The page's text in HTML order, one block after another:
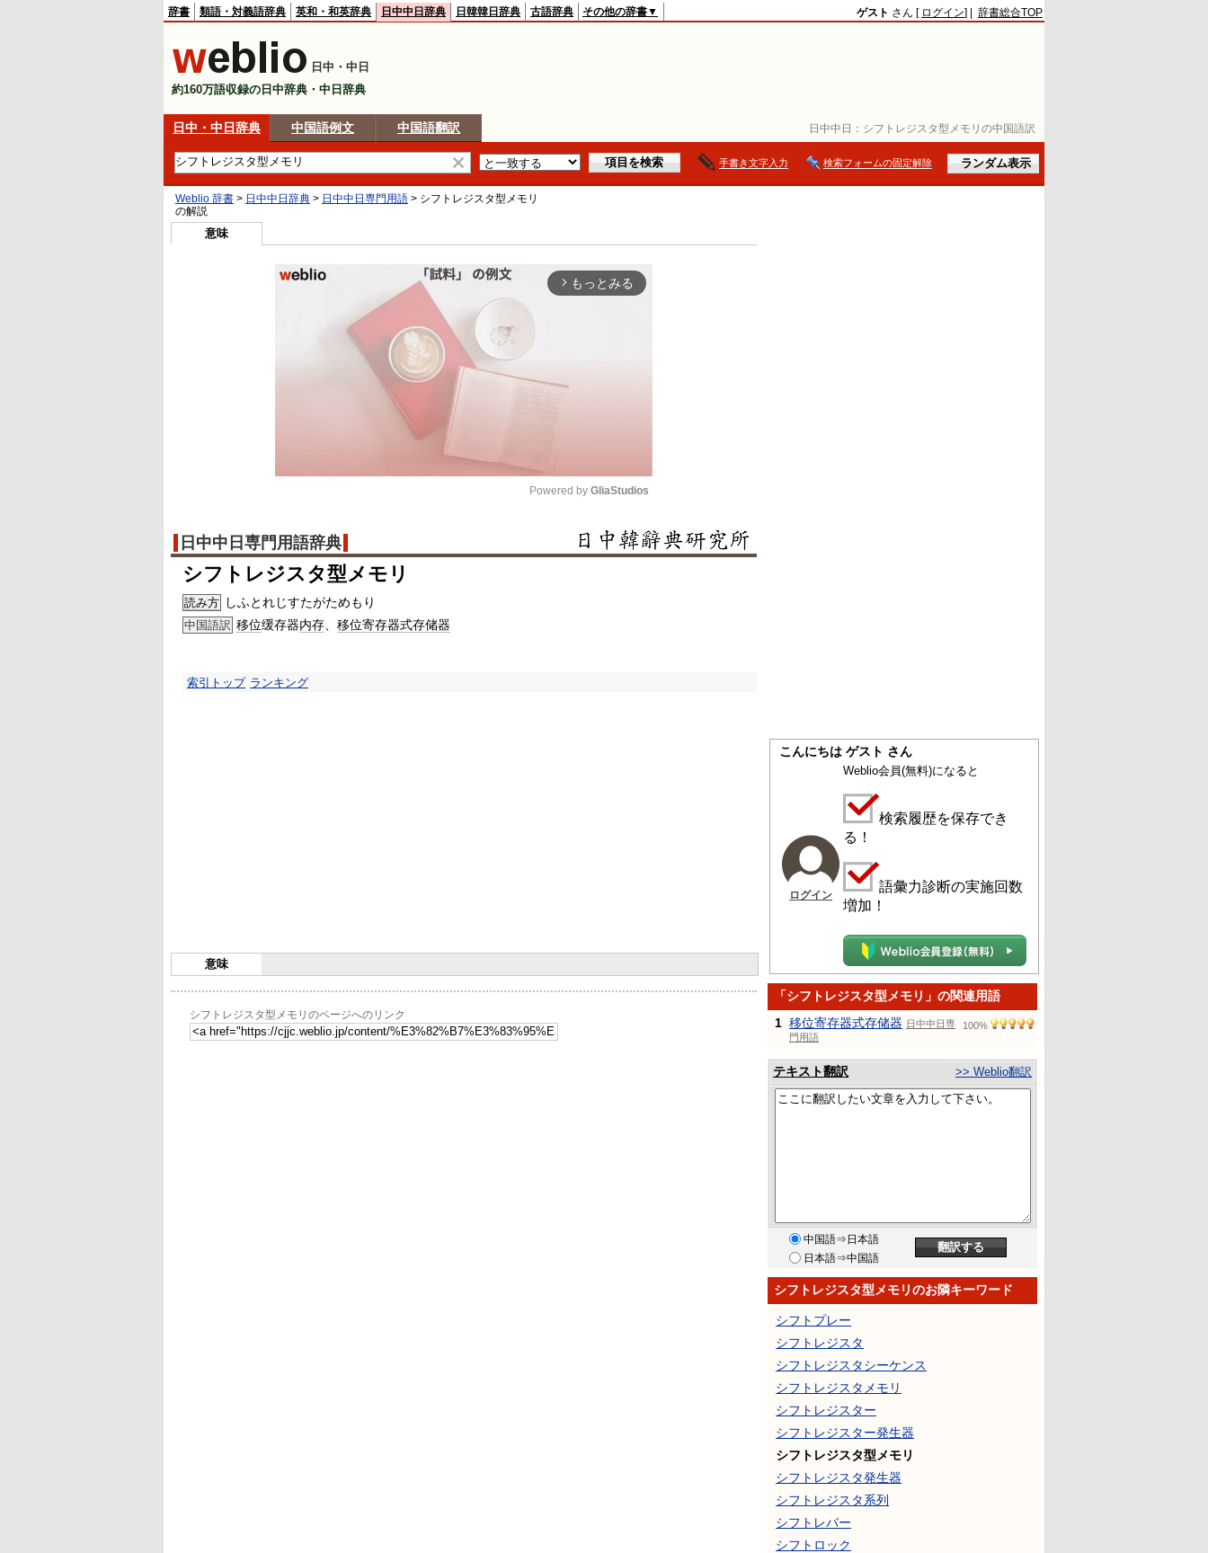
日中中日： シフトレジスタ型メモリの中国語訳
辞書 類語・対義語辞典 英和・和英辞典 日中中日辞典 日韓韓日辞典 古語辞典 その他の辞書▼ ゲスト さん [ ログイン] | 辞書総合TOP
日中・中日
約160万語収録の日中辞典・中日辞典
日中・中日辞典 中国語例文 中国語翻訳
手書き文字入力 検索フォームの固定解除
Weblio 辞書 > 日中中日辞典 > 日中中日専門用語 > シフトレジスタ型メモリ
の解説
意味
arrow_forward_ios もっとみる
Mute
Powered by GliaStudios
日中中日専門用語辞典
シフトレジスタ型メモリ
読み方 しふとれじすたがためもり
中国語訳 移位缓存器内存 移位寄存器式存储器
索引トップ ランキング
意味
シフトレジスタ型メモリのページへのリンク
こんにちは ゲスト さん
ログイン
Weblio会員(無料)になると
検索履歴を保存でき
る！
語彙力診断の実施回数
増加！
「シフトレジスタ型メモリ」の関連用語
1 移位寄存器式存储器 日中中日専
門用語
100%
テキスト翻訳 >> Weblio翻訳
中国語⇒日本語
日本語⇒中国語
シフトレジスタ型メモリのお隣キーワード
シフトプレー
シフトレジスタ
シフトレジスタシーケンス
シフトレジスタメモリ
シフトレジスター
シフトレジスター発生器
シフトレジスタ型メモリ
シフトレジスタ発生器
シフトレジスタ系列
シフトレバー
シフトロック